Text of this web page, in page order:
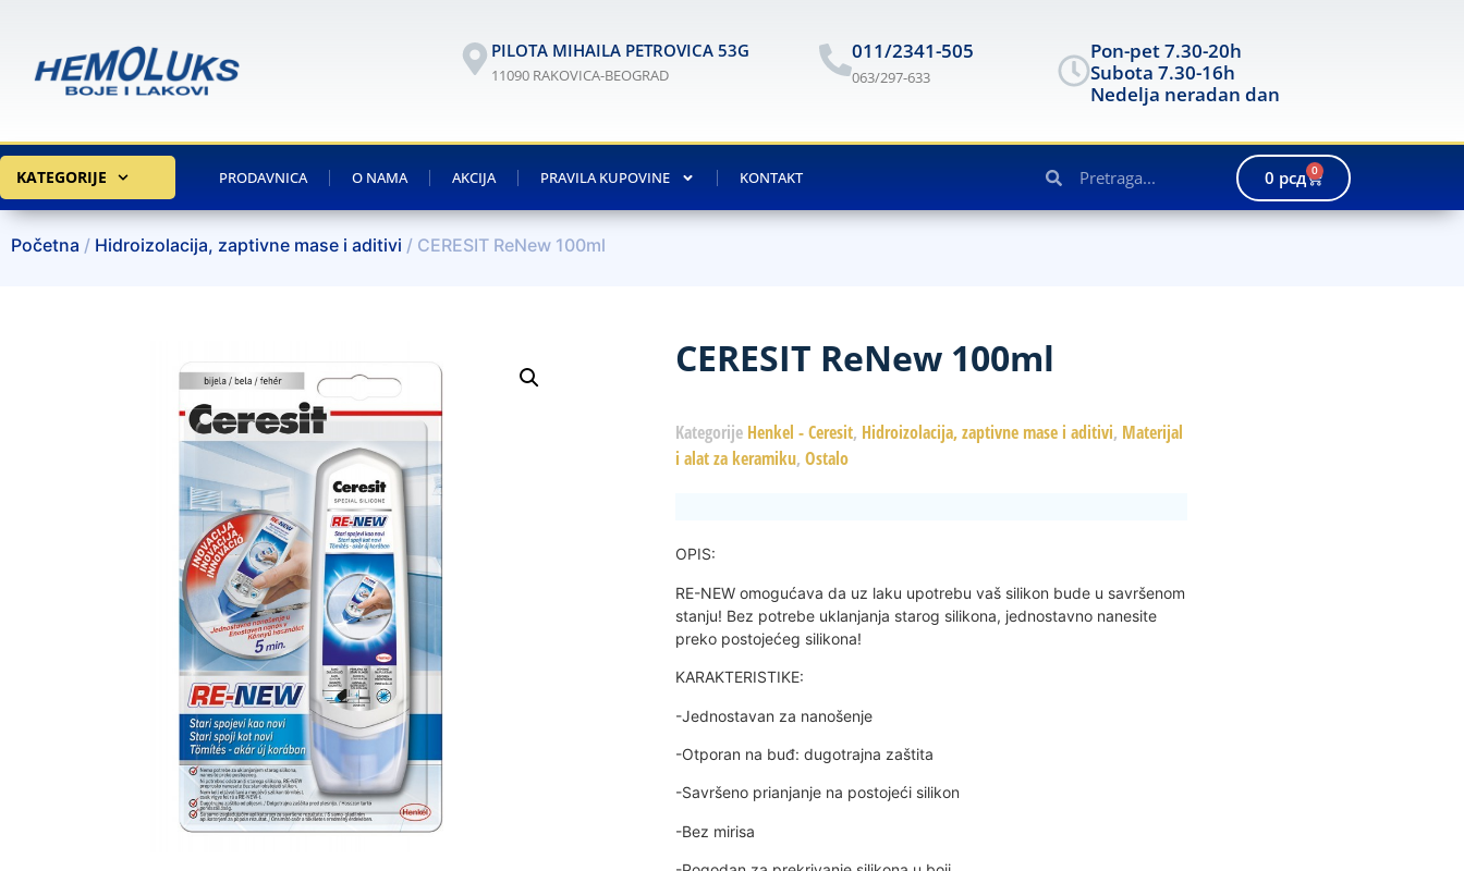
PILOTA MIHAILA PETROVICA 53G
11090 RAKOVICA-BEOGRAD
011/2341-505
063/297-633
Pon-pet 7.30-20h
Subota 7.30-16h
Nedelja neradan dan
KATEGORIJE PRODAVNICA O NAMA AKCIJA PRAVILA KUPOVINE KONTAKT 0 рсд 0
Početna / Hidroizolacija, zaptivne mase i aditivi / CERESIT ReNew 100ml
CERESIT ReNew 100ml
Kategorije Henkel - Ceresit, Hidroizolacija, zaptivne mase i aditivi, Materijal
i alat za keramiku, Ostalo
OPIS:
RE-NEW omogućava da uz laku upotrebu vaš silikon bude u savršenom
stanju! Bez potrebe uklanjanja starog silikona, jednostavno nanesite
preko postojećeg silikona!
KARAKTERISTIKE:
-Jednostavan za nanošenje
-Otporan na buđ: dugotrajna zaštita
-Savršeno prianjanje na postojeći silikon
-Bez mirisa